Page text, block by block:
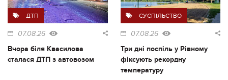
ДТП
07.08.26
Вчора біля Квасилова
сталася ДТП з автовозом
СУСПІЛЬСТВО
07.08.26
Три дні поспіль у Рівному
фіксують рекордну
температуру